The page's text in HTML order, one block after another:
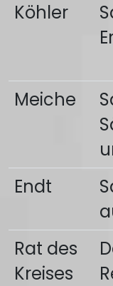
Köhler
Meiche
Endt
Rat des
Kreises